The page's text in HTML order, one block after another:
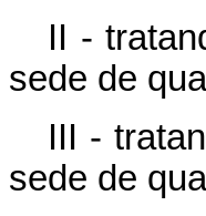
II -
sede de
III -
sede de